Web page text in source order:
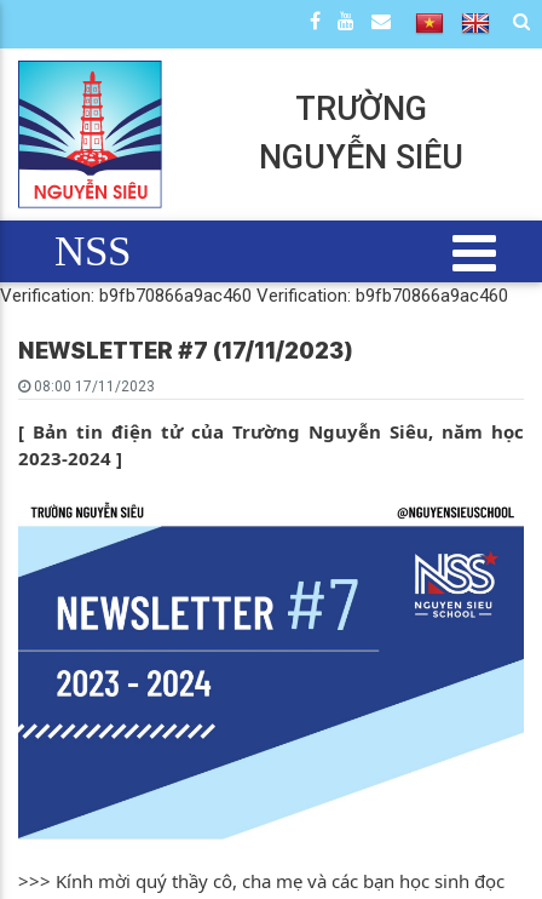
TRƯỜNG
NGUYỄN SIÊU
NSS
Verification: b9fb70866a9ac460 Verification: b9fb70866a9ac460
NEWSLETTER #7 (17/11/2023)
08:00 17/11/2023
[ Bản tin điện tử của Trường Nguyễn Siêu, năm học
2023-2024 ]
>>> Kính mời quý thầy cô, cha mẹ và các bạn học sinh đọc